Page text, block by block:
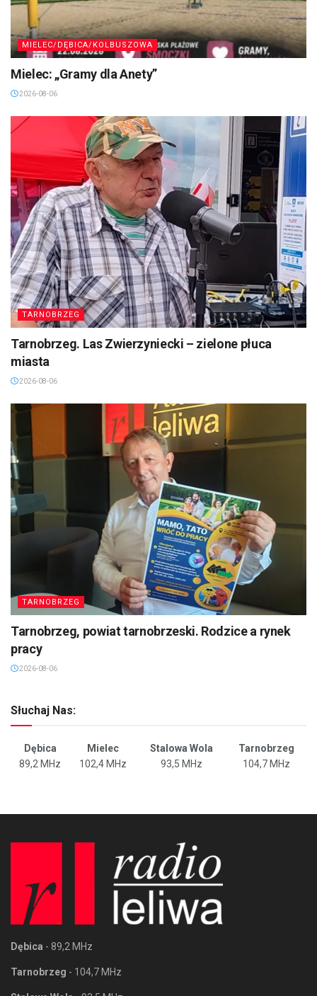
MIELEC/DĘBICA/KOLBUSZOWA
Mielec: „Gramy dla Anety”
2026-08-06
TARNOBRZEG
Tarnobrzeg. Las Zwierzyniecki – zielone płuca
miasta
2026-08-06
TARNOBRZEG
Tarnobrzeg, powiat tarnobrzeski. Rodzice a rynek
pracy
2026-08-06
Słuchaj Nas:
Dębica Mielec Stalowa Wola
Tarnobrzeg
89,2 MHz
102,4 MHz 93,5 MHz 104,7 MHz
Dębica - 89,2 MHz
Tarnobrzeg - 104,7 MHz